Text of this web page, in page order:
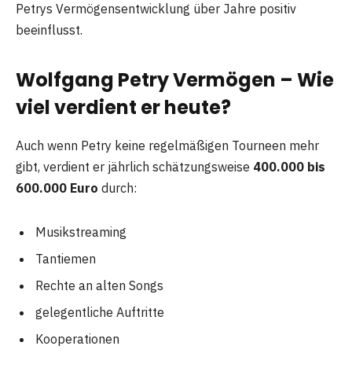
Petrys Vermögensentwicklung über Jahre positiv
beeinflusst.
Wolfgang Petry Vermögen – Wie
viel verdient er heute?
Auch wenn Petry keine regelmäßigen Tourneen mehr
gibt, verdient er jährlich schätzungsweise 400.000 bis
600.000 Euro durch:
Musikstreaming
Tantiemen
Rechte an alten Songs
gelegentliche Auftritte
Kooperationen